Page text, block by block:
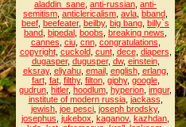
aladdin_sane anti-russian anti-
semitism anticlericalism avla bband
beef beefeater, beilby, big bang billy`s
band bipedal boobs breaking news
cannes ciu, cnn, congratulations
copyright, cuckold, cunt, dece, diapers
dugasper, dugusper, dw, einstein,
eksray, eliyahu, email, english, erlang,
fart, fat, filthy, filton, giphy, google,
gudrun hitler, hoodlum hyperion imgur,
institute of modern russia, jackass
jewish joe pesci joseph brodsky,
josephus jukebox kaganov, kazhdan